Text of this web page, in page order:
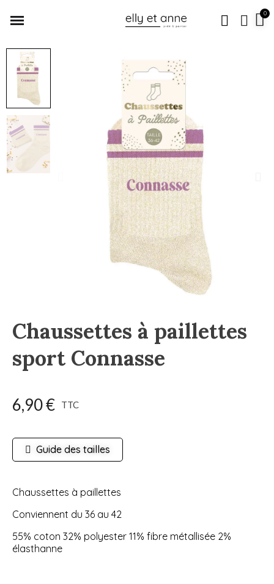
Chaussettes à paillettes
sport Connasse
6,90 € TTC
Guide des tailles
Chaussettes à paillettes
Conviennent du 36 au 42
55% coton 32% polyester 11% fibre métallisée 2%
élasthanne